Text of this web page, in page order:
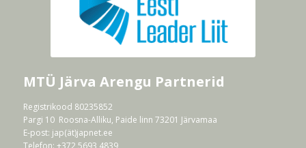
MTÜ Järva Arengu Partnerid
Registrikood 80235852
Pargi 10 Roosna-Alliku, Paide linn 73201 Järvamaa
E-post: jap(ät)japnet.ee
Telefon: +372 5693 4839